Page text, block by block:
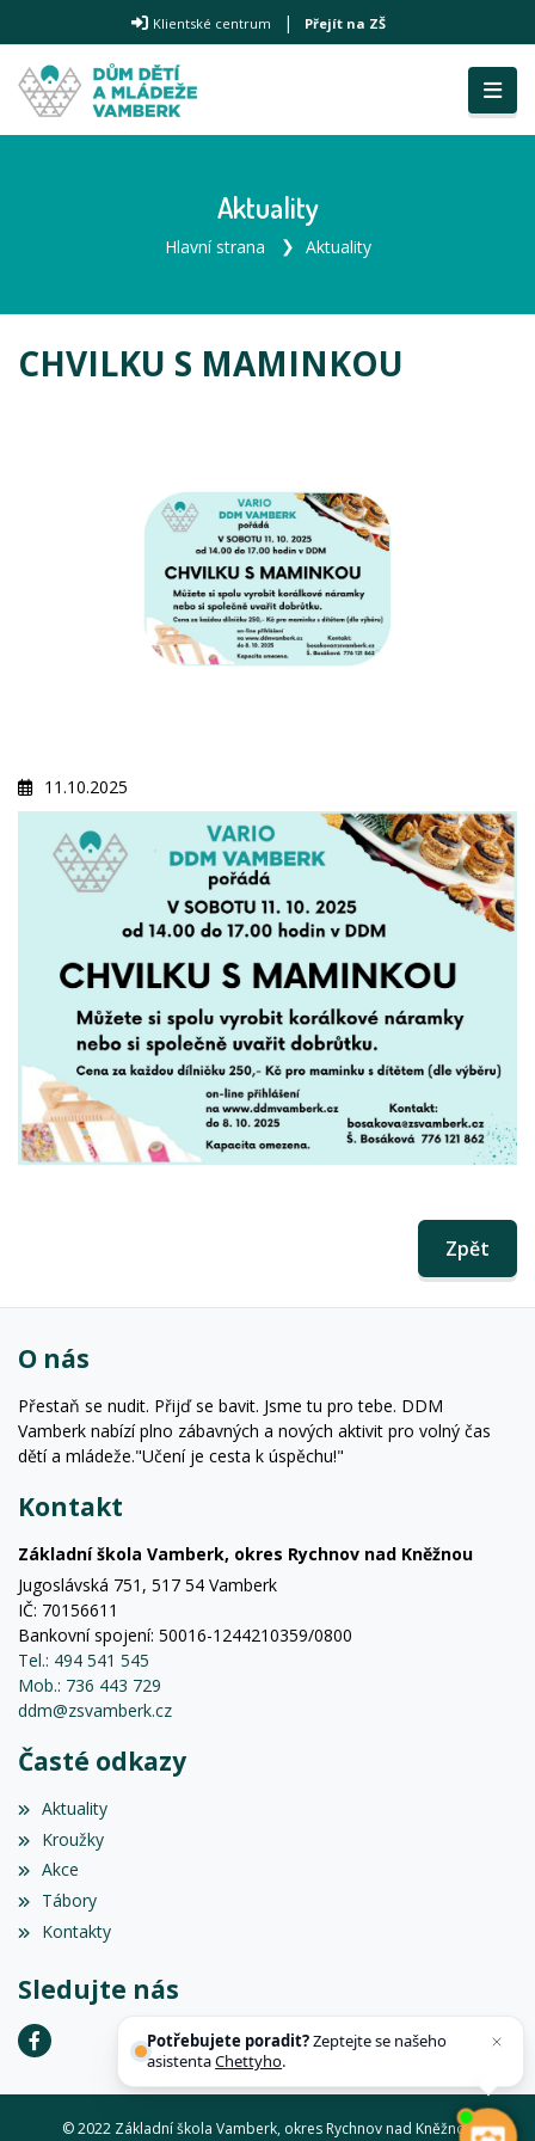
Klientské centrum | Přejít na ZŠ
Aktuality
Hlavní strana Aktuality
CHVILKU S MAMINKOU
11.10.2025
Zpět
O nás
Přestaň se nudit. Přijď se bavit. Jsme tu pro tebe. DDM
Vamberk nabízí plno zábavných a nových aktivit pro volný čas
dětí a mládeže."Učení je cesta k úspěchu!"
Kontakt
Základní škola Vamberk, okres Rychnov nad Kněžnou
Jugoslávská 751, 517 54 Vamberk
IČ: 70156611
Bankovní spojení: 50016-1244210359/0800
Tel.: 494 541 545
Mob.: 736 443 729
ddm@zsvamberk.cz
Časté odkazy
Aktuality
Kroužky
Akce
Tábory
Kontakty
Sledujte nás
© 2022 Základní škola Vamberk, okres Rychnov nad Kněžnou
Potřebujete poradit?Zeptejte se našeho
asistentaChettyho.